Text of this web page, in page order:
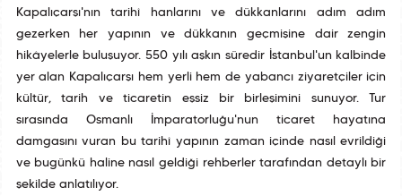
Kapalıçarşı'nın tarihî hanlarını ve dükkanlarını adım adım
gezerken her yapının ve dükkanın geçmişine dair zengin
hikâyelerle buluşuyor. 550 yılı aşkın süredir İstanbul'un kalbinde
yer alan Kapalıçarşı hem yerli hem de yabancı ziyaretçiler için
kültür, tarih ve ticaretin eşsiz bir birleşimini sunuyor. Tur
sırasında Osmanlı İmparatorluğu'nun ticaret hayatına
damgasını vuran bu tarihî yapının zaman içinde nasıl evrildiği
ve bugünkü haline nasıl geldiği rehberler tarafından detaylı bir
şekilde anlatılıyor.